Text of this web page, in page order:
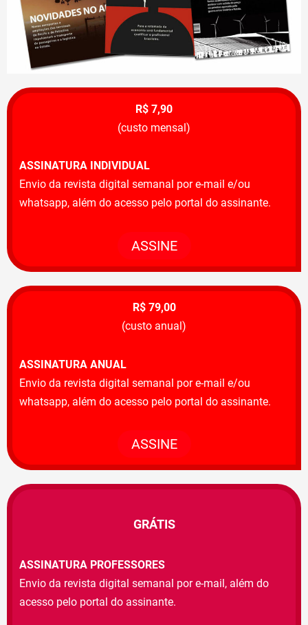
R$ 7,90
(custo mensal)
ASSINATURA INDIVIDUAL
Envio da revista digital semanal por e-mail e/ou
whatsapp, além do acesso pelo portal do assinante.
ASSINE
R$ 79,00
(custo anual)
ASSINATURA ANUAL
Envio da revista digital semanal por e-mail e/ou
whatsapp, além do acesso pelo portal do assinante.
ASSINE
GRÁTIS
ASSINATURA PROFESSORES
Envio da revista digital semanal por e-mail, além do
acesso pelo portal do assinante.